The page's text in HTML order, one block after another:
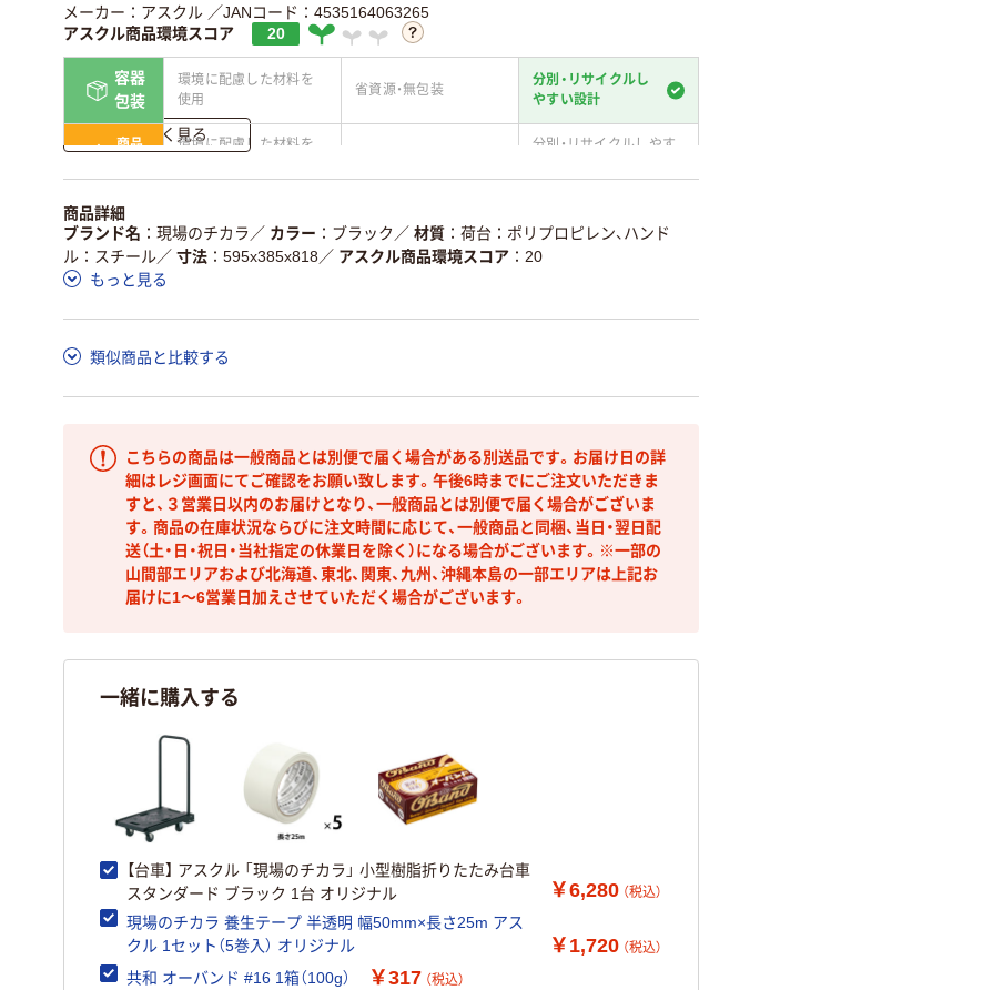
メーカー：アスクル ／JANコード：4535164063265
アスクル商品環境スコア
20
容器
包装
環境に配慮した材料を
使用
省資源・無包装
分別・リサイクルし
やすい設計
商品
環境に配慮した材料を
分別・リサイクルしやす
仕組
ある
ている
削減
この商品の環境配慮ポイントです。詳しくはページ下部の商品詳細「アスクル商品環境スコ
ア詳細／加点項目
詳しく見る
商品詳細
ブランド名
現場のチカラ ／ カラー ブラック ／ 材質
荷台：ポリプロピレン、ハンド
ル：スチール／ 寸法 595x385x818 ／ アスクル商品環境スコア
20
もっと見る
類似商品と比較する
こちらの商品は一般商品とは別便で届く場合がある別送品です。お届け日の詳
細はレジ画面にてご確認をお願い致します。午後6時までにご注文いただきま
すと、３営業日以内のお届けとなり、一般商品とは別便で届く場合がございま
す。商品の在庫状況ならびに注文時間に応じて、一般商品と同梱、当日・翌日配
送（土・日・祝日・当社指定の休業日を除く）になる場合がございます。※一部の
山間部エリアおよび北海道、東北、関東、九州、沖縄本島の一部エリアは上記お
届けに1～6営業日加えさせていただく場合がございます。
一緒に購入する
【台車】 アスクル 「現場のチカラ」 小型樹脂折りたたみ台車
スタンダード ブラック 1台 オリジナル
￥6,280 （税込）
現場のチカラ 養生テープ 半透明 幅50mm×長さ25m アス
クル 1セット（5巻入） オリジナル
￥1,720 （税込）
共和 オーバンド #16 1箱（100g） ￥317 （税込）